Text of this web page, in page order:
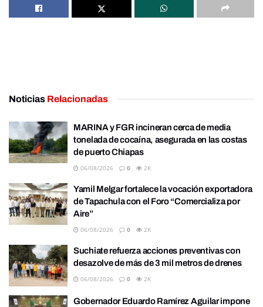
Noticias Relacionadas
MARINA y FGR incineran cerca de media
tonelada de cocaína, asegurada en las costas
de puerto Chiapas
06/08/2026 0 2K
Yamil Melgar fortalece la vocación exportadora
de Tapachula con el Foro “Comercializa por
Aire”
06/08/2026 0 2K
Suchiate refuerza acciones preventivas con
desazolve de más de 3 mil metros de drenes
06/08/2026 0 2K
Gobernador Eduardo Ramírez Aguilar impone